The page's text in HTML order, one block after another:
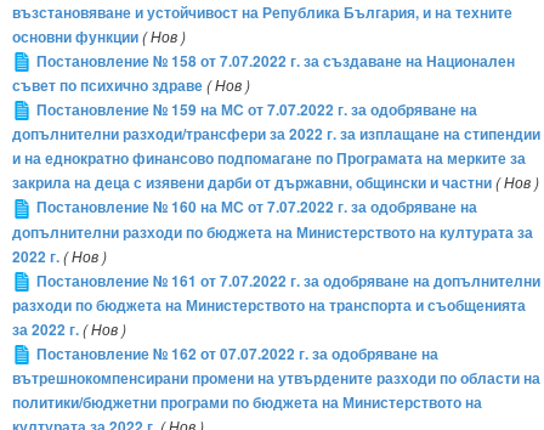
възстановяване и устойчивост на Република България, и на техните
основни функции( Нов )
Постановление № 158 от 7.07.2022 г. за създаване на Национален
съвет по психично здраве( Нов )
Постановление № 159 на МС от 7.07.2022 г. за одобряване на
допълнителни разходи/трансфери за 2022 г. за изплащане на стипендии
и на еднократно финансово подпомагане по Програмата на мерките за
закрила на деца с изявени дарби от държавни, общински и частни( Нов )
Постановление № 160 на МС от 7.07.2022 г. за одобряване на
допълнителни разходи по бюджета на Министерството на културата за
2022 г.( Нов )
Постановление № 161 от 7.07.2022 г. за одобряване на допълнителни
разходи по бюджета на Министерството на транспорта и съобщенията
за 2022 г.( Нов )
Постановление № 162 от 07.07.2022 г. за одобряване на
вътрешнокомпенсирани промени на утвърдените разходи по области на
политики/бюджетни програми по бюджета на Министерството на